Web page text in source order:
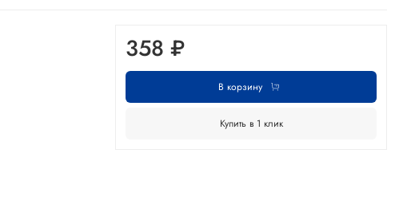
358 ₽
В корзину
Купить в 1 клик